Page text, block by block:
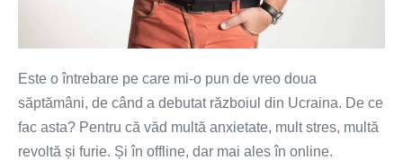
Este o întrebare pe care mi-o pun de vreo doua
săptămâni, de când a debutat războiul din Ucraina. De ce
fac asta? Pentru că văd multă anxietate, mult stres, multă
revoltă și furie. Și în offline, dar mai ales în online.